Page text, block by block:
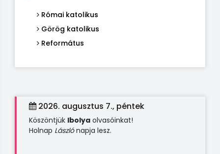
Római katolikus
Görög katolikus
Református
2026. augusztus 7., péntek
Köszöntjük Ibolya olvasóinkat!
Holnap Lászlónapja lesz.